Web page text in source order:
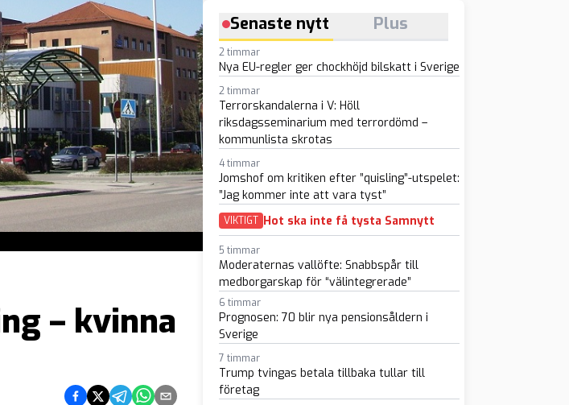
– kvinna
Dela på Facebook
Dela på Twitter
Dela på Telegram
Dela på Whatsapp
Dela via e-post
Senaste nytt Plus
2 timmar
Nya EU-regler ger chockhöjd bilskatt i Sverige
2 timmar
Terrorskandalerna i V: Höll
riksdagsseminarium med terrordömd –
kommunlista skrotas
4 timmar
Jomshof om kritiken efter ”quisling”-utspelet:
”Jag kommer inte att vara tyst”
VIKTIGT Hot ska inte få tysta Samnytt
5 timmar
Moderaternas vallöfte: Snabbspår till
medborgarskap för “välintegrerade”
6 timmar
Prognosen: 70 blir nya pensionsåldern i
Sverige
7 timmar
Trump tvingas betala tillbaka tullar till
företag